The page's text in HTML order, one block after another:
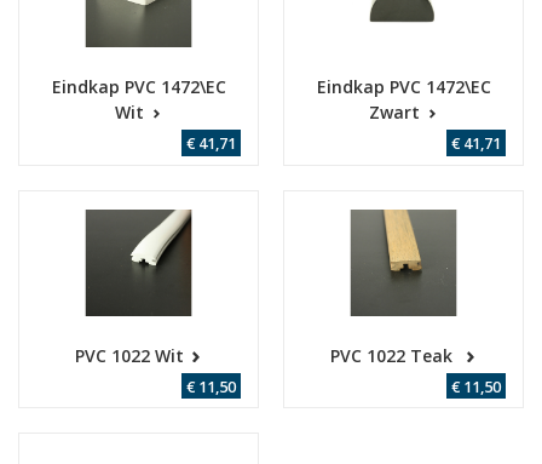
€ 41,71
Eindkap PVC 1472\EC
Wit
€ 41,71
Eindkap PVC 1472\EC
Zwart
€ 11,50
PVC 1022 Wit
€ 11,50
PVC 1022 Teak